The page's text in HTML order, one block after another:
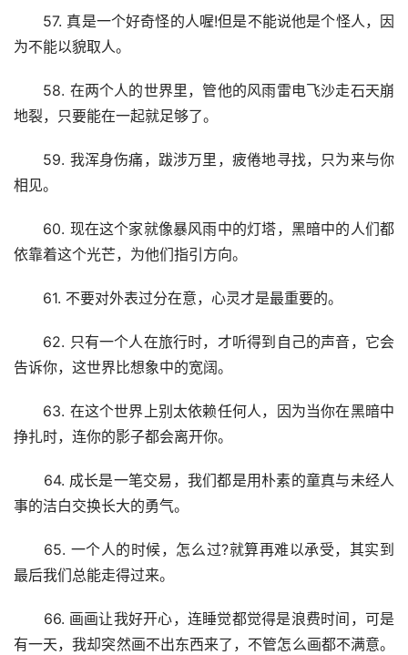
57. 真是一个好奇怪的人喔!但是不能说他是个怪人，因
为不能以貌取人。
58. 在两个人的世界里，管他的风雨雷电飞沙走石天崩
地裂，只要能在一起就足够了。
59. 我浑身伤痛，跋涉万里，疲倦地寻找，只为来与你
相见。
60. 现在这个家就像暴风雨中的灯塔，黑暗中的人们都
依靠着这个光芒，为他们指引方向。
61. 不要对外表过分在意，心灵才是最重要的。
62. 只有一个人在旅行时，才听得到自己的声音，它会
告诉你，这世界比想象中的宽阔。
63. 在这个世界上别太依赖任何人，因为当你在黑暗中
挣扎时，连你的影子都会离开你。
64. 成长是一笔交易，我们都是用朴素的童真与未经人
事的洁白交换长大的勇气。
65. 一个人的时候，怎么过?就算再难以承受，其实到
最后我们总能走得过来。
66. 画画让我好开心，连睡觉都觉得是浪费时间，可是
有一天，我却突然画不出东西来了，不管怎么画都不满意。